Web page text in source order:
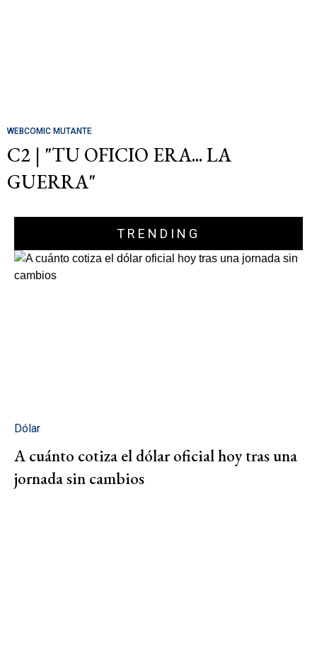
WEBCOMIC MUTANTE
C2 | "TU OFICIO ERA... LA
GUERRA"
TRENDING
Dólar
A cuánto cotiza el dólar oficial hoy tras una
jornada sin cambios